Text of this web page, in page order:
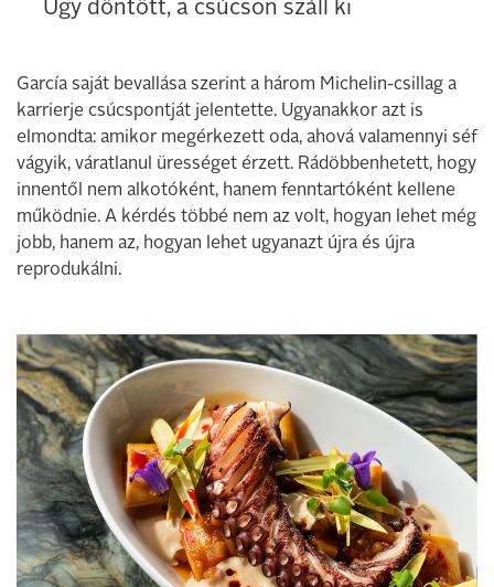
Úgy döntött, a csúcson száll ki
García saját bevallása szerint a három Michelin-csillag a
karrierje csúcspontját jelentette. Ugyanakkor azt is
elmondta: amikor megérkezett oda, ahová valamennyi séf
vágyik, váratlanul ürességet érzett. Rádöbbenhetett, hogy
innentől nem alkotóként, hanem fenntartóként kellene
működnie. A kérdés többé nem az volt, hogyan lehet még
jobb, hanem az, hogyan lehet ugyanazt újra és újra
reprodukálni.